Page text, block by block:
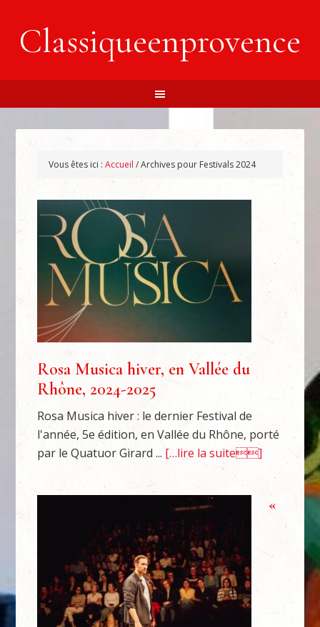
Classiqueenprovence
Vous êtes ici :Accueil /Archives pour Festivals 2024
Rosa Musica hiver, en Vallée du
Rhône, 2024-2025
Rosa Musica hiver : le dernier Festival de
l'année, 5e édition, en Vallée du Rhône, porté
par le Quatuor Girard ... […lire la suite]
«